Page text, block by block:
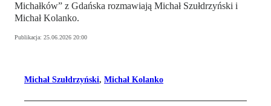
Michałków” z Gdańska rozmawiają Michał Szułdrzyński i
Michał Kolanko.
Publikacja: 25.06.2026 20:00
Michał Szułdrzyński, Michał Kolanko